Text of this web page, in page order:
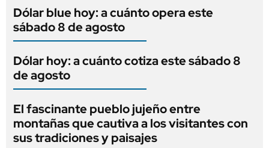
Dólar blue hoy: a cuánto opera este
sábado 8 de agosto
Dólar hoy: a cuánto cotiza este sábado 8
de agosto
El fascinante pueblo jujeño entre
montañas que cautiva a los visitantes con
sus tradiciones y paisajes